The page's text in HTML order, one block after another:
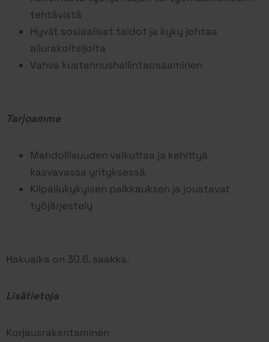
tehtävistä
Hyvät sosiaaliset taidot ja kyky johtaa
aliurakoitsijoita
Vahva kustannushallintaosaaminen
Tarjoamme
Mahdollisuuden vaikuttaa ja kehittyä
kasvavassa yrityksessä
Kilpailukykyisen palkkauksen ja joustavat
työjärjestely
Hakuaika on 30.6. saakka.
Lisätietoja
Korjausrakentaminen